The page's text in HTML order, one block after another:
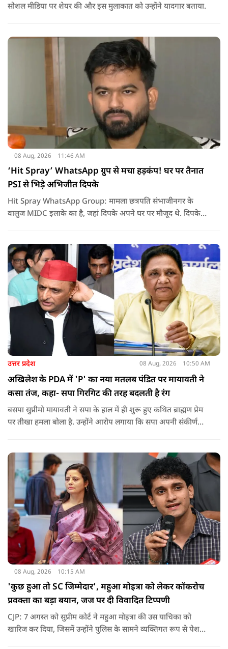
सोशल मीडिया पर शेयर की और इस मुलाकात को उन्होंने यादगार बताया.
08 Aug, 2026 11:46 AM
‘Hit Spray’ WhatsApp ग्रुप से मचा हड़कंप! घर पर तैनात
PSI से भिड़े अभिजीत दिपके
Hit Spray WhatsApp Group: मामला छत्रपति संभाजीनगर के
वालुज MIDC इलाके का है, जहां दिपके अपने घर पर मौजूद थे. दिपके
को लेकर दिपके की पुलिस अधिकारी से तीखी बहस हो गई.
उत्तर प्रदेश 08 Aug, 2026 10:50 AM
अखिलेश के PDA में 'P' का नया मतलब पंडित पर मायावती ने
कसा तंज, कहा- सपा गिरगिट की तरह बदलती है रंग
बसपा सुप्रीमो मायावती ने सपा के हाल में ही शुरू हुए कथित ब्राह्मण प्रेम
पर तीखा हमला बोला है. उन्होंने आरोप लगाया कि सपा अपनी संकीर्ण
08 Aug, 2026 10:15 AM
'कुछ हुआ तो SC जिम्मेदार', महुआ मोइत्रा को लेकर कॉकरोच
प्रवक्ता का बड़ा बयान, जज पर दी विवादित टिप्पणी
CJP: 7 अगस्त को सुप्रीम कोर्ट ने महुआ मोइत्रा की उस याचिका को
खारिज कर दिया, जिसमें उन्होंने पुलिस के सामने व्यक्तिगत रूप से पेश